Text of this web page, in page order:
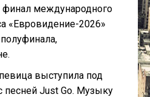
финал международного
«Евровидение-2026»
выступила под
Just Go. Музыку